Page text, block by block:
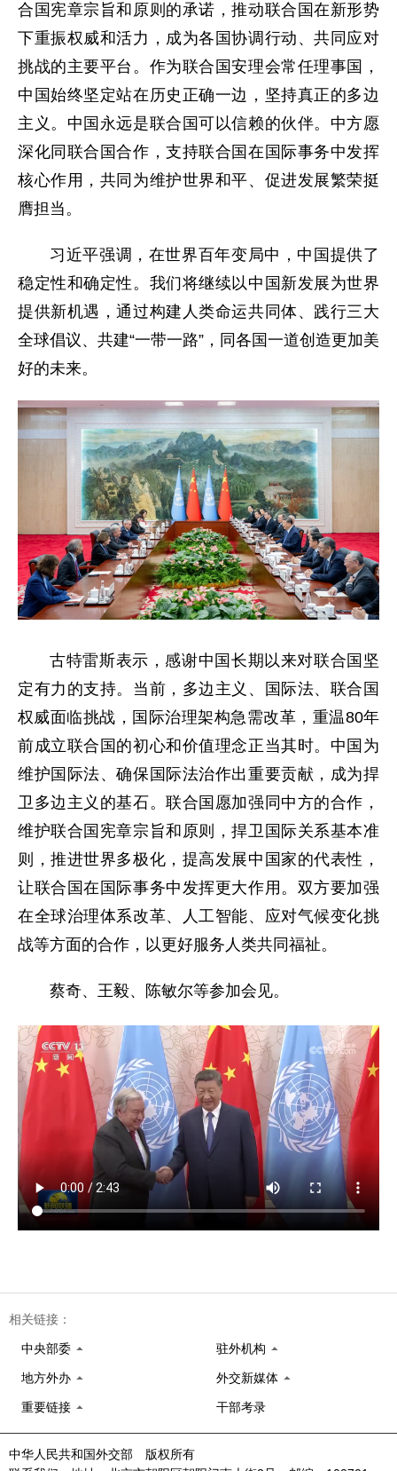
合国宪章宗旨和原则的承诺，推动联合国在新形势
下重振权威和活力，成为各国协调行动、共同应对
挑战的主要平台。作为联合国安理会常任理事国，
中国始终坚定站在历史正确一边，坚持真正的多边
主义。中国永远是联合国可以信赖的伙伴。中方愿
深化同联合国合作，支持联合国在国际事务中发挥
核心作用，共同为维护世界和平、促进发展繁荣挺
膺担当。
习近平强调，在世界百年变局中，中国提供了
稳定性和确定性。我们将继续以中国新发展为世界
提供新机遇，通过构建人类命运共同体、践行三大
全球倡议、共建“一带一路”，同各国一道创造更加美
好的未来。
古特雷斯表示，感谢中国长期以来对联合国坚
定有力的支持。当前，多边主义、国际法、联合国
权威面临挑战，国际治理架构急需改革，重温80年
前成立联合国的初心和价值理念正当其时。中国为
维护国际法、确保国际法治作出重要贡献，成为捍
卫多边主义的基石。联合国愿加强同中方的合作，
维护联合国宪章宗旨和原则，捍卫国际关系基本准
则，推进世界多极化，提高发展中国家的代表性，
让联合国在国际事务中发挥更大作用。双方要加强
在全球治理体系改革、人工智能、应对气候变化挑
战等方面的合作，以更好服务人类共同福祉。
蔡奇、王毅、陈敏尔等参加会见。
相关链接：
中央部委 驻外机构
地方外办 外交新媒体
重要链接 干部考录
中华人民共和国外交部 版权所有